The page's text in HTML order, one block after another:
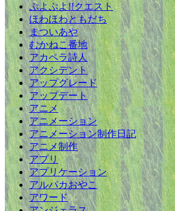
ぷよぷよ!!クエスト
ほわほわともだち
まついあや
むかねこ番地
アカペラ詩人
アクシデント
アップグレード
アップデート
アニメ
アニメーション
アニメーション制作日記
アニメ制作
アプリ
アプリケーション
アルパカおやこ
アワード